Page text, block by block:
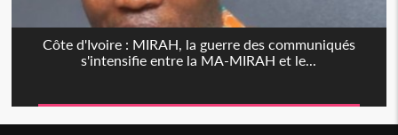
Côte d'Ivoire : MIRAH, la guerre des communiqués
s'intensifie entre la MA-MIRAH et le...